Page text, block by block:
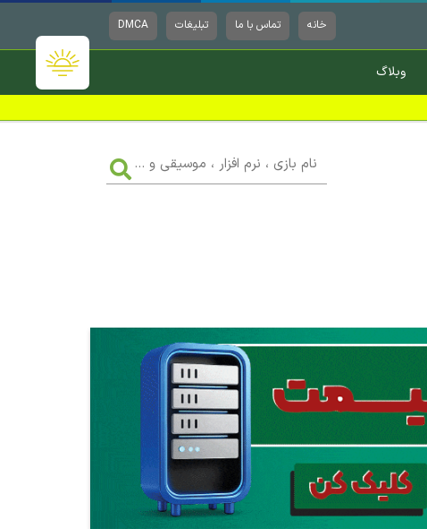
خانه تماس با ما تبلیغات DMCA
وبلاگ
بازی
،